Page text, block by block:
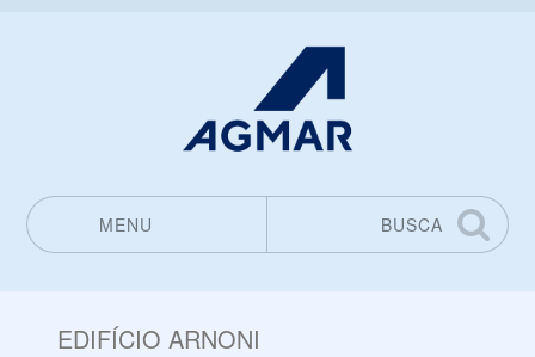
MENU
BUSCA
EDIFÍCIO ARNONI